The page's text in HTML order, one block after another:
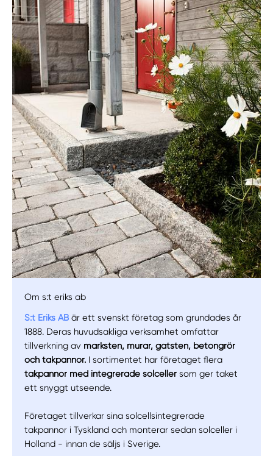
Manuellt Få hjälp
Välj tillvägagångssätt
Om s:t eriks ab
S:t Eriks AB är ett svenskt företag som grundades år
1888. Deras huvudsakliga verksamhet omfattar
tillverkning av marksten, murar, gatsten, betongrör
och takpannor. I sortimentet har företaget flera
takpannor med integrerade solcellersom ger taket
ett snyggt utseende.
Företaget tillverkar sina solcellsintegrerade
takpannor i Tyskland och monterar sedan solceller i
Holland - innan de säljs i Sverige.